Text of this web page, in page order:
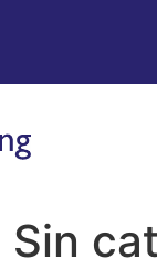
Sin